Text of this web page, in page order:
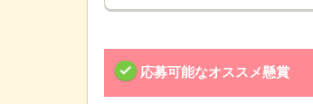
応募可能なオススメ懸賞